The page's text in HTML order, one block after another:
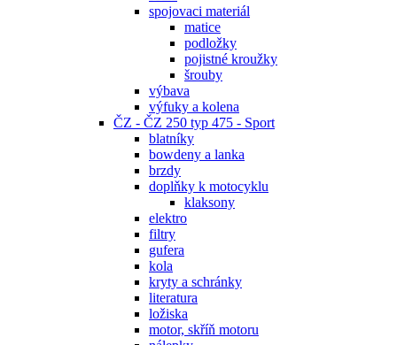
spojovaci materiál
matice
podložky
pojistné kroužky
šrouby
výbava
výfuky a kolena
ČZ - ČZ 250 typ 475 - Sport
blatníky
bowdeny a lanka
brzdy
doplňky k motocyklu
klaksony
elektro
filtry
gufera
kola
kryty a schránky
literatura
ložiska
motor, skříň motoru